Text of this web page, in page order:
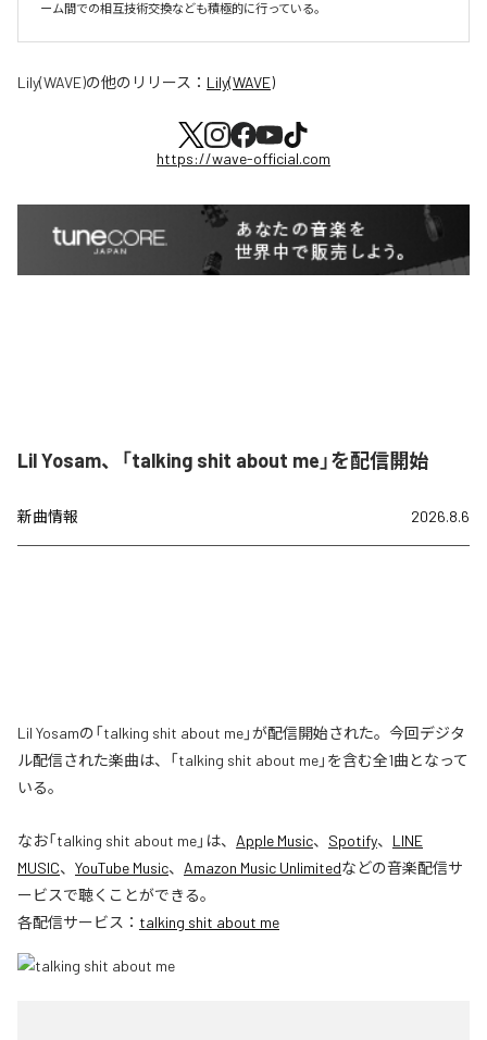
ーム間での相互技術交換なども積極的に行っている。
Lily(WAVE)の他のリリース： Lily(WAVE)
https://wave-official.com
Lil Yosam、「talking shit about me」を配信開始
新曲情報 2026.8.6
Lil Yosamの「talking shit about me」が配信開始された。今回デジタ
ル配信された楽曲は、「talking shit about me」を含む全1曲となって
いる。
なお「talking shit about me」は、 Apple Music、 Spotify、 LINE
MUSIC、 YouTube Music、 Amazon Music Unlimitedなどの音楽配信サ
ービスで聴くことができる。
各配信サービス： talking shit about me